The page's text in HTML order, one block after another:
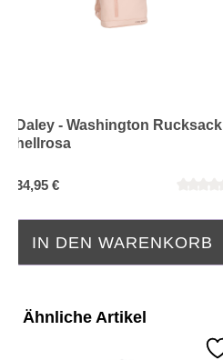
Daley - Washington Rucksack
hellrosa
34,95 €
IN DEN WARENKORB
Ähnliche Artikel